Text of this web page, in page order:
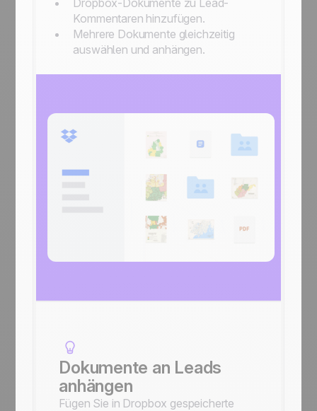
Dropbox-Dokumente zu Lead-
Kommentaren hinzufügen.
Mehrere Dokumente gleichzeitig
auswählen und anhängen.
Dokumente an Leads
anhängen
Fügen Sie in Dropbox gespeicherte